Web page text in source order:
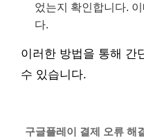
었는지 확인합니다.
다.
이러한 방법을 통해 간
수 있습니다.
구글플레이 결제 오류 해